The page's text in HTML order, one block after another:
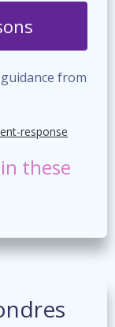
from
response
these